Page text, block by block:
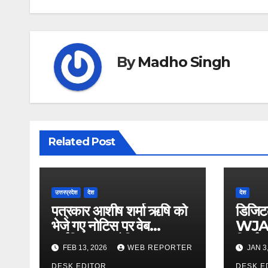
ByMadho Singh
Related Post
उत्तरप्रदेश देश
पत्रकार आशीष शर्मा ऋषि को
भेजे गए नोटिस पर वेब
जर्नलिस्ट्स एसोसिएशन ऑफ
इंडिया की गंभीर आपत्ति
FEB 13, 2026 WEB REPORTER
DESK EDITOR
देश
JAN
DESK